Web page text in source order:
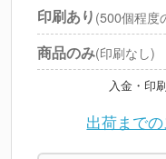
印刷あり (500個程度
商品のみ(印刷なし)
入金・印
出荷まで